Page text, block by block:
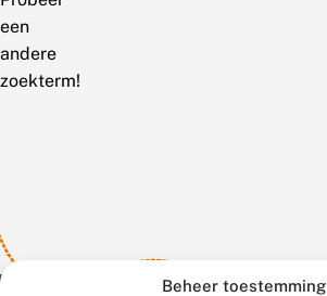
Beheer toestemming
een
andere
zoekterm!